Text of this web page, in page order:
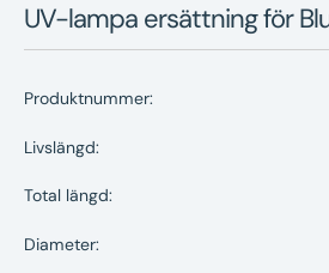
UV-lampa ersättning för
Produktnummer:
Livslängd:
Total längd:
Diameter: